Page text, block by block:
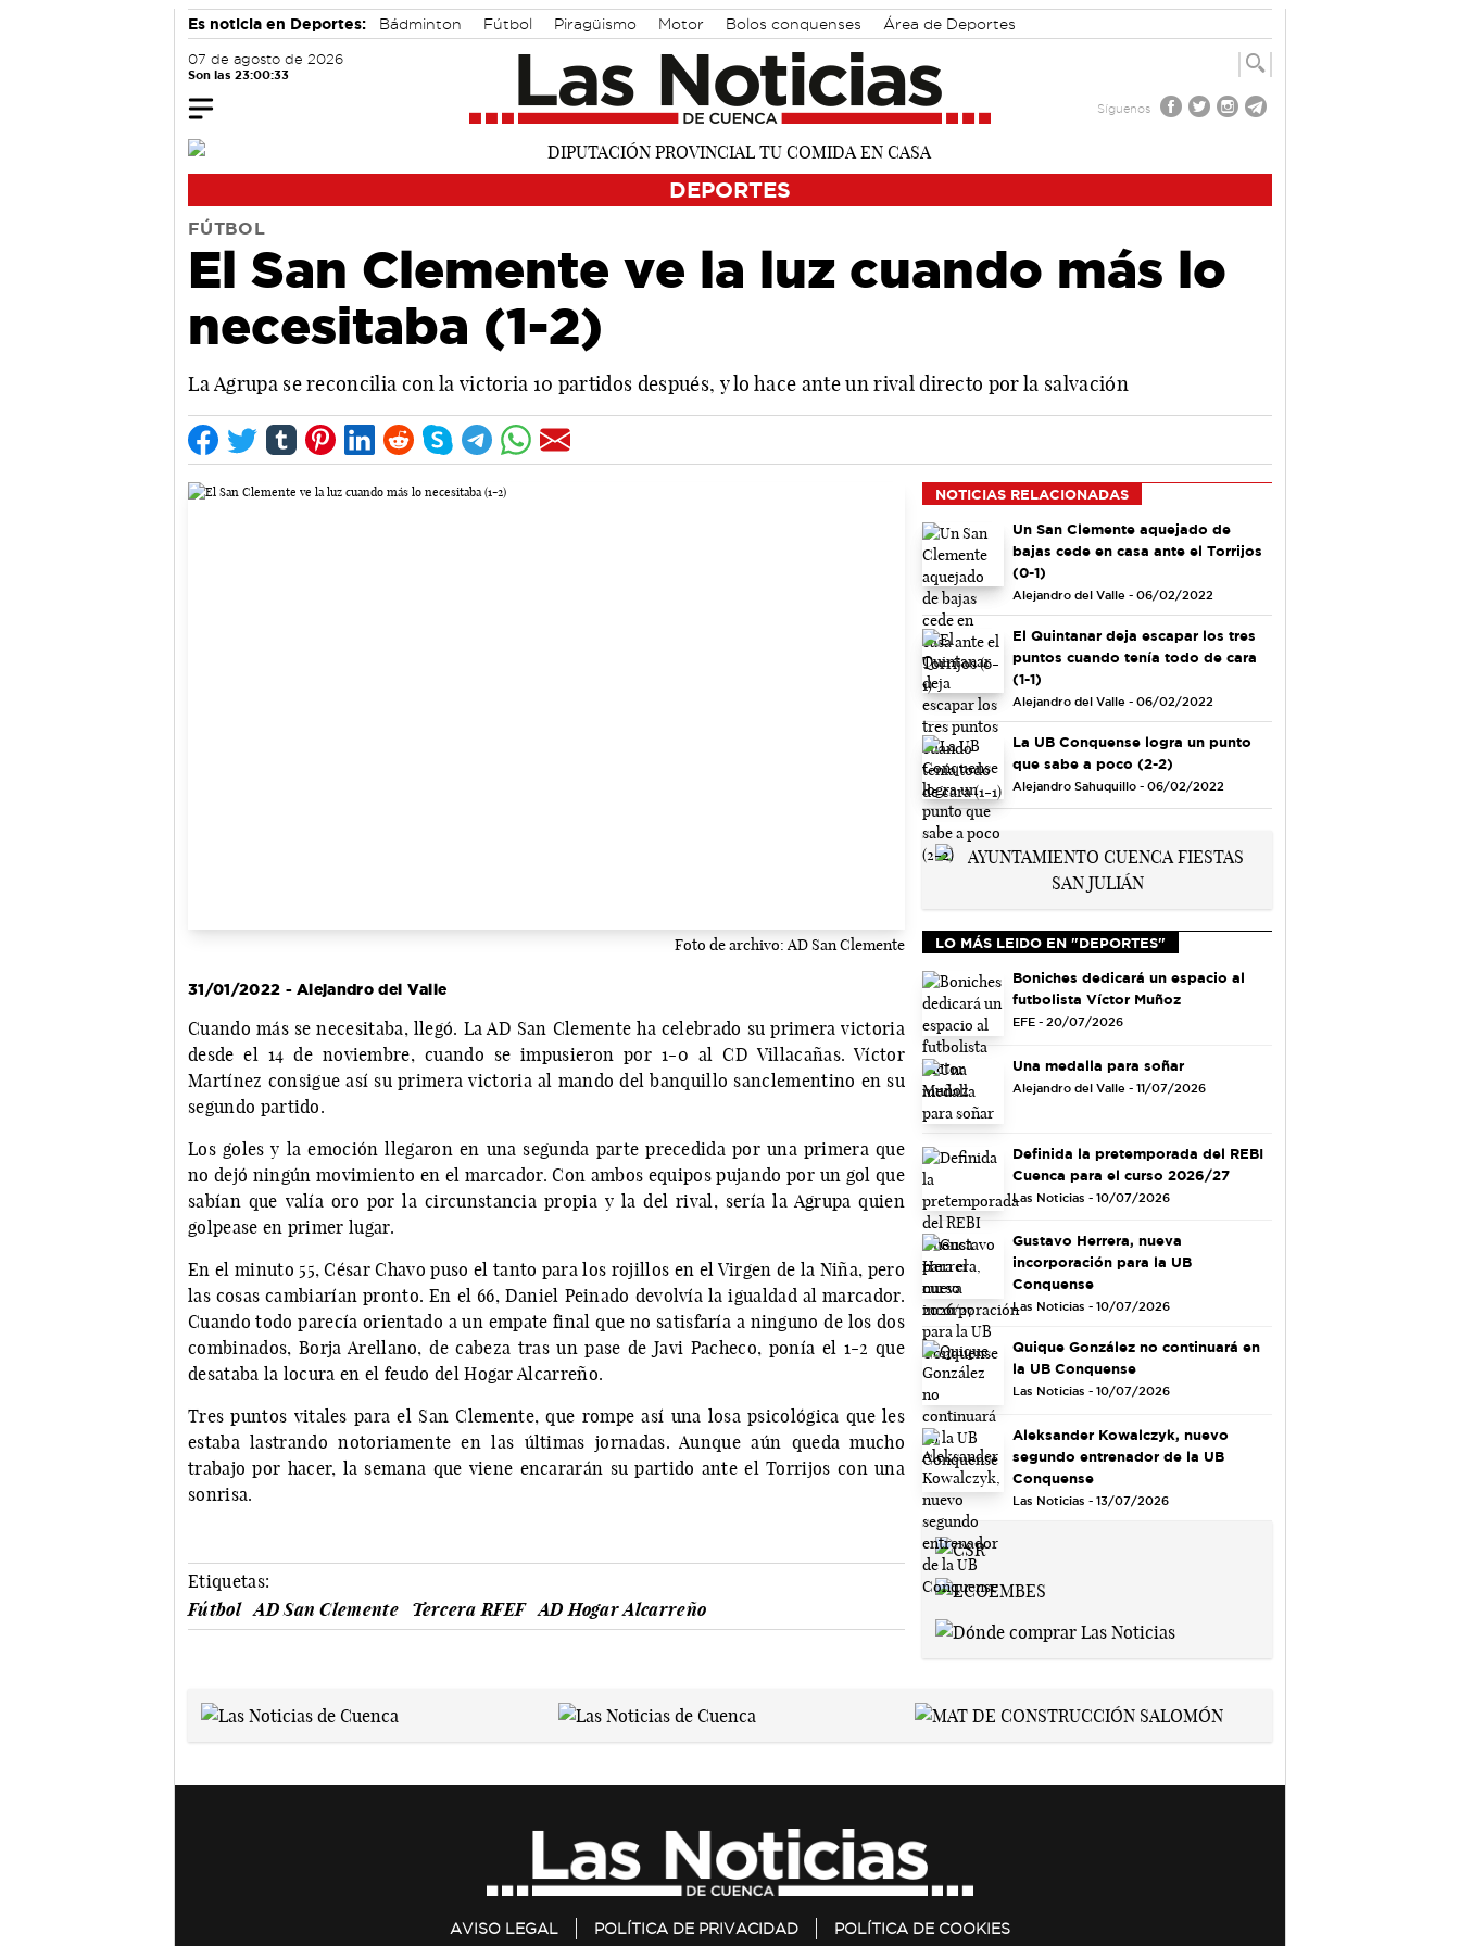
Es noticia en Deportes: Bádminton Fútbol Piragüismo Motor Bolos conquenses Área de Deportes
07 de agosto de 2026
Son las 23:00:34
Síguenos
DEPORTES
FÚTBOL
El San Clemente ve la luz cuando más lo
necesitaba (1-2)
La Agrupa se reconcilia con la victoria 10 partidos después, y lo hace ante un rival directo por la salvación
Foto de archivo: AD San Clemente
31/01/2022 - Alejandro del Valle
Cuando más se necesitaba, llegó. La AD San Clemente ha celebrado su primera victoria
desde el 14 de noviembre, cuando se impusieron por 1-0 al CD Villacañas. Víctor
Martínez consigue así su primera victoria al mando del banquillo sanclementino en su
segundo partido.
Los goles y la emoción llegaron en una segunda parte precedida por una primera que
no dejó ningún movimiento en el marcador. Con ambos equipos pujando por un gol que
sabían que valía oro por la circunstancia propia y la del rival, sería la Agrupa quien
golpease en primer lugar.
En el minuto 55, César Chavo puso el tanto para los rojillos en el Virgen de la Niña, pero
las cosas cambiarían pronto. En el 66, Daniel Peinado devolvía la igualdad al marcador.
Cuando todo parecía orientado a un empate final que no satisfaría a ninguno de los dos
combinados, Borja Arellano, de cabeza tras un pase de Javi Pacheco, ponía el 1-2 que
desataba la locura en el feudo del Hogar Alcarreño.
Tres puntos vitales para el San Clemente, que rompe así una losa psicológica que les
estaba lastrando notoriamente en las últimas jornadas. Aunque aún queda mucho
trabajo por hacer, la semana que viene encararán su partido ante el Torrijos con una
sonrisa.
Etiquetas:
Fútbol
AD San Clemente Tercera RFEF AD Hogar Alcarreño
NOTICIAS RELACIONADAS
Un San Clemente aquejado de
bajas cede en casa ante el Torrijos
(0-1)
Alejandro del Valle - 06/02/2022
El Quintanar deja escapar los tres
puntos cuando tenía todo de cara
(1-1)
Alejandro del Valle - 06/02/2022
La UB Conquense logra un punto
que sabe a poco (2-2)
Alejandro Sahuquillo - 06/02/2022
LO MÁS LEIDO EN "DEPORTES"
Boniches dedicará un espacio al
futbolista Víctor Muñoz
EFE - 20/07/2026
Una medalla para soñar
Alejandro del Valle - 11/07/2026
Definida la pretemporada del REBI
Cuenca para el curso 2026/27
Las Noticias - 10/07/2026
Gustavo Herrera, nueva
incorporación para la UB
Conquense
Las Noticias - 10/07/2026
Quique González no continuará en
la UB Conquense
Las Noticias - 10/07/2026
Aleksander Kowalczyk, nuevo
segundo entrenador de la UB
Conquense
Las Noticias - 13/07/2026
AVISO LEGAL POLÍTICA DE PRIVACIDAD POLÍTICA DE COOKIES